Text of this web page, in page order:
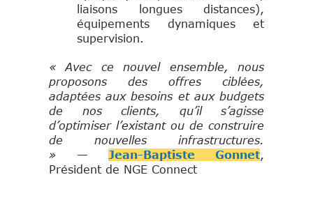
liaisons longues distances),
équipements dynamiques et
supervision.
« Avec ce nouvel ensemble, nous
proposons des offres ciblées,
adaptées aux besoins et aux budgets
de nos clients, qu’il s’agisse
d’optimiser l’existant ou de construire
de nouvelles infrastructures.
» — Jean-Baptiste Gonnet,
Président de NGE Connect